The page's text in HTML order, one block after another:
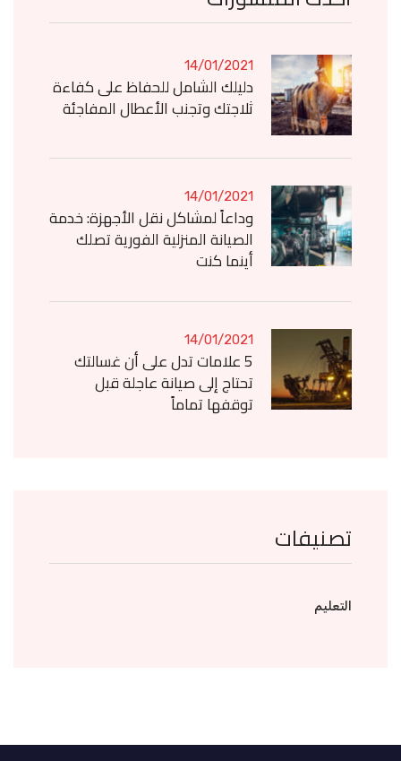
14/01/2021
دليلك الشامل للحفاظ على كفاءة
ثلاجتك وتجنب الأعطال المفاجئة
14/01/2021
وداعاً لمشاكل نقل الأجهزة: خدمة
الصيانة المنزلية الفورية تصلك
أينما كنت
14/01/2021
5 علامات تدل على أن غسالتك
تحتاج إلى صيانة عاجلة قبل
توقفها تماماً
تصنيفات
التعليم